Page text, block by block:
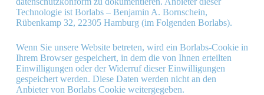
Technologie ist Borlabs – Benjamin A. Bornschein,
Rübenkamp 32, 22305 Hamburg (im Folgenden Borlabs).
Wenn Sie unsere Website betreten, wird ein Borlabs-Cookie in
Ihrem Browser gespeichert, in dem die von Ihnen erteilten
Einwilligungen oder der Widerruf dieser Einwilligungen
gespeichert werden. Diese Daten werden nicht an den
Anbieter von Borlabs Cookie weitergegeben.